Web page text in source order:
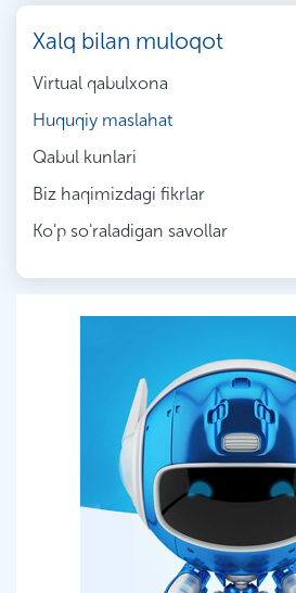
Xalq bilan muloqot
Virtual qabulxona
Huquqiy maslahat
Qabul kunlari
Biz haqimizdagi fikrlar
Ko'p so'raladigan savollar